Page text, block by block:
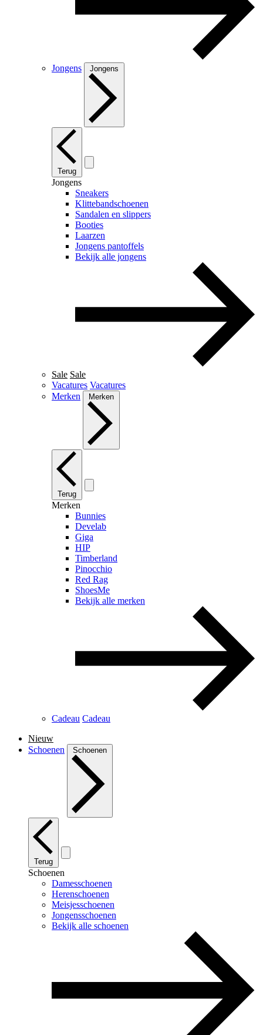
Jongens Jongens
Terug
Jongens
Sneakers
Klittebandschoenen
Sandalen en slippers
Booties
Laarzen
Jongens pantoffels
Bekijk alle jongens
Sale Sale
Vacatures Vacatures
Merken
Merken
Terug
Merken
Bunnies
Develab
Giga
HIP
Timberland
Pinocchio
Red Rag
ShoesMe
Bekijk alle merken
Cadeau Cadeau
Nieuw
Schoenen
Schoenen
Terug
Schoenen
Damesschoenen
Herenschoenen
Meisjesschoenen
Jongensschoenen
Bekijk alle schoenen